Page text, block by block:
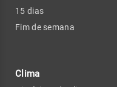
15 dias
Fim de semana
Clima